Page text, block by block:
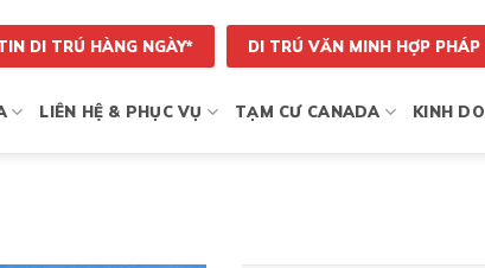
DI TRÚ HÀNG NGÀY* DI TRÚ VĂN MINH HỢP PHÁP
LIÊN HỆ & PHỤC VỤ TẠM CƯ CANADA KINH